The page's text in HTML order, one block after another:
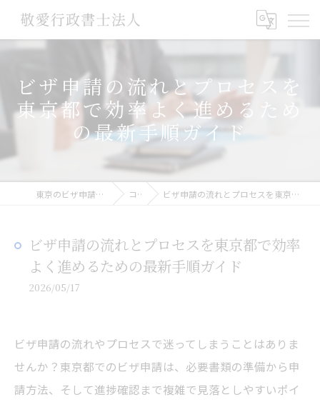
ビザ申請の流れとプロセスを
東京都で効率よく進めるため
の最新手順ガイド
東京のビザ申請なら敬愛行政書士法人 コラム ビザ申請の流れとプロセスを東京都で効率よく進めるための最新手順ガイド
ビザ申請の流れとプロセスを東京都で効率
よく進めるための最新手順ガイド
2026/05/17
ビザ申請の流れやプロセスで迷ってしまうことはありま
せんか？東京都でのビザ申請は、必要書類の準備から申
請方法、そして進捗確認まで複雑で見落としやすいポイ